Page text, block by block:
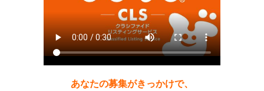
あなたの募集がきっかけで、